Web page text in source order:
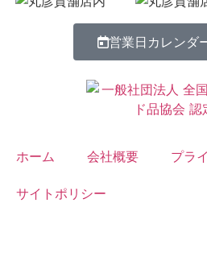
営業日カレンダ
ホーム 会社概要 プラ
サイトポリシー